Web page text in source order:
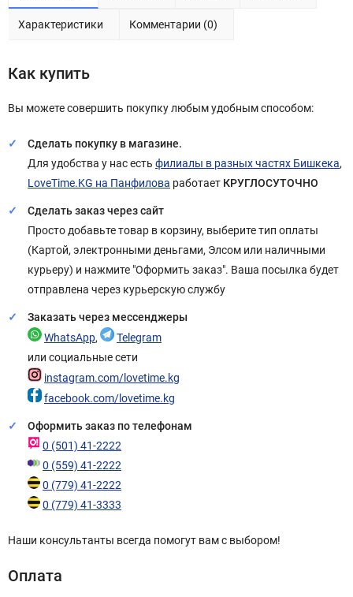
Характеристики Комментарии (0)
Как купить
Вы можете совершить покупку любым удобным способом:
Сделать покупку в магазине.
Для удобства у нас есть филиалы в разных частях Бишкека,
LoveTime.KG на Панфилова работает КРУГЛОСУТОЧНО
Сделать заказ через сайт
Просто добавьте товар в корзину, выберите тип оплаты
(Картой, электронными деньгами, Элсом или наличными
курьеру) и нажмите "Оформить заказ". Ваша посылка будет
отправлена через курьерскую службу
Заказать через мессенджеры
WhatsApp,
Telegram
или социальные сети
instagram.com/lovetime.kg
facebook.com/lovetime.kg
Оформить заказ по телефонам
0 (501) 41-2222
0 (559) 41-2222
0 (779) 41-2222
0 (779) 41-3333
Наши консультанты всегда помогут вам с выбором!
Оплата